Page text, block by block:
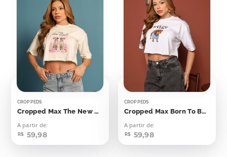
CROPPEDS
Cropped Max The New Yorker Dálmatas
A partir de:
R$ 59,98
CROPPEDS
Cropped Max Born To Be Extra
A partir de:
R$ 59,98